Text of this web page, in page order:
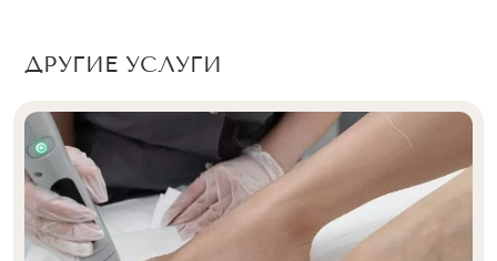
ДРУГИЕ УСЛУГИ